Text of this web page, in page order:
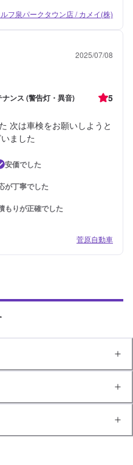
フ泉パークタウン店 / カメイ(株)
2025/07/08
ンス (警告灯・異音) 5
次は車検をお願いしようと
ました
安価でした
が丁寧でした
もりが正確でした
菅原自動車